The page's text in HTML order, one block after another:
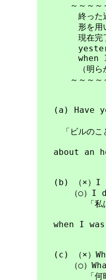
～～～～～～
終った過去の
形を用いる。
現在完了は
when I was
（明らかに過
～～～～～～
(a) Have
（○）I
「ビルのこと
about an hour
(b) （×）I
（○）I
「私は子供の
when I was a
(c) （×）
（○）What
「何時に家